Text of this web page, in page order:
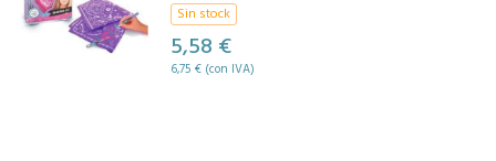
Sin stock
5,58 €
6,75 € (con IVA)